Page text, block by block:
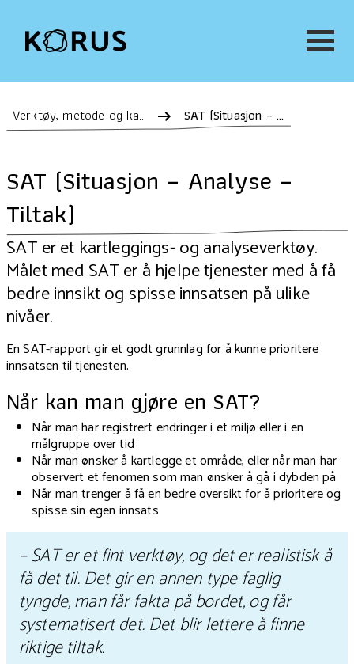
Verktøy, metode og kartlegging SAT (Situasjon – Analyse – Tiltak)
SAT (Situasjon – Analyse –
Tiltak)
SAT er et kartleggings- og analyseverktøy.
Målet med SAT er å hjelpe tjenester med å få
bedre innsikt og spisse innsatsen på ulike
nivåer.
En SAT-rapport gir et godt grunnlag for å kunne prioritere
innsatsen til tjenesten.
Når kan man gjøre en SAT?
Når man har registrert endringer i et miljø eller i en
målgruppe over tid
Når man ønsker å kartlegge et område, eller når man har
observert et fenomen som man ønsker å gå i dybden på
Når man trenger å få en bedre oversikt for å prioritere og
spisse sin egen innsats
– SAT er et fint verktøy, og det er realistisk å
få det til. Det gir en annen type faglig
tyngde, man får fakta på bordet, og får
systematisert det. Det blir lettere å finne
riktige tiltak.